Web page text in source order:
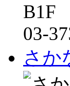
B1F
さか